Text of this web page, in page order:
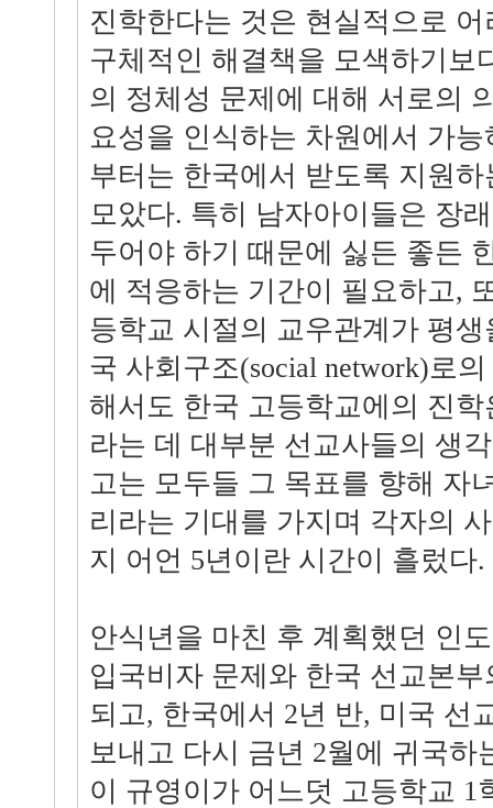
진학한다는 것은 현실적으로
구체적인 해결책을 모색하기보
의 정체성 문제에 대해 서로의
요성을 인식하는 차원에서 가
부터는 한국에서 받도록 지원
모았다. 특히 남자아이들은 장
두어야 하기 때문에 싫든 좋든
에 적응하는 기간이 필요하고,
등학교 시절의 교우관계가 평
국 사회구조(social network)로
해서도 한국 고등학교에의 진
라는 데 대부분 선교사들의 생
고는 모두들 그 목표를 향해 자
리라는 기대를 가지며 각자의
지 어언 5년이란 시간이 흘렀다.
안식년을 마친 후 계획했던 인
입국비자 문제와 한국 선교본
되고, 한국에서 2년 반, 미국 선
보내고 다시 금년 2월에 귀국하
이 규영이가 어느덧 고등학교 1